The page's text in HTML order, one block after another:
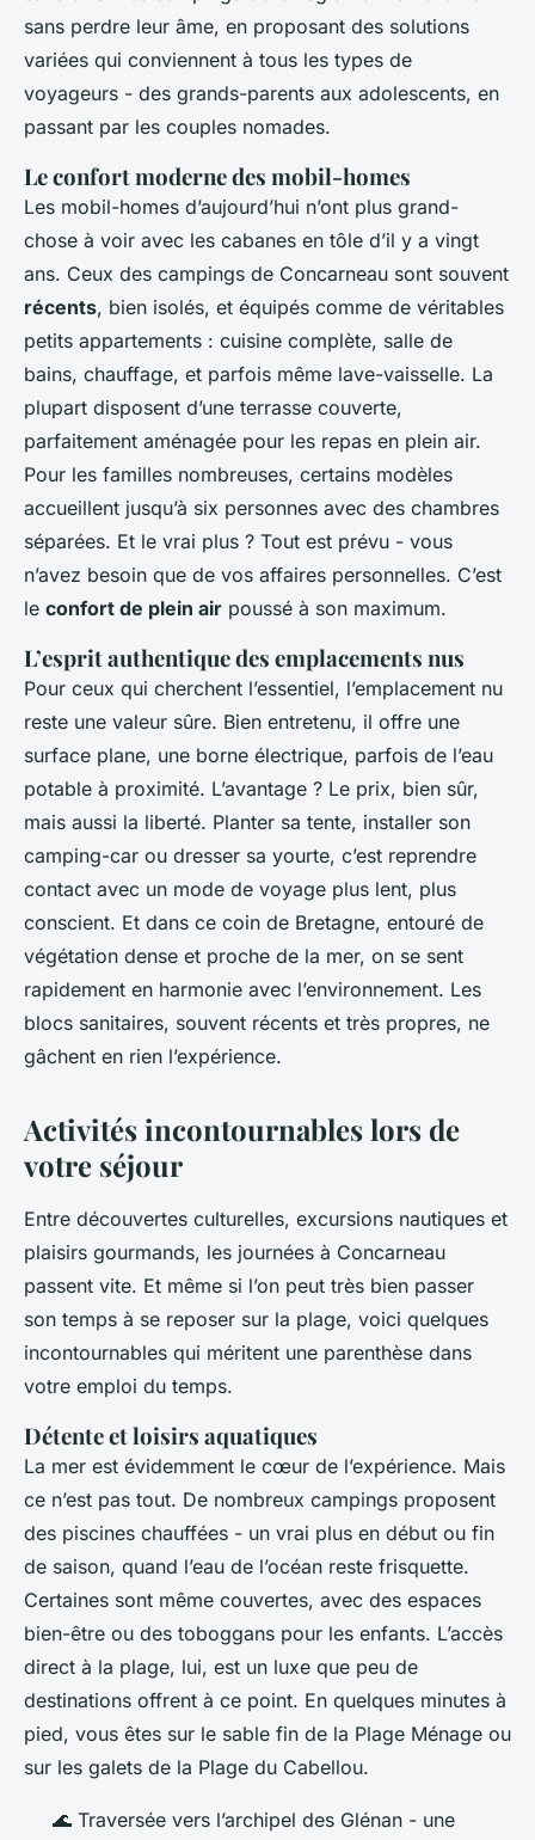
sans perdre leur âme, en proposant des solutions
variées qui conviennent à tous les types de
voyageurs - des grands-parents aux adolescents, en
passant par les couples nomades.
Le confort moderne des mobil-homes
Les mobil-homes d’aujourd’hui n’ont plus grand-
chose à voir avec les cabanes en tôle d’il y a vingt
ans. Ceux des campings de Concarneau sont souvent
récents, bien isolés, et équipés comme de véritables
petits appartements : cuisine complète, salle de
bains, chauffage, et parfois même lave-vaisselle. La
plupart disposent d’une terrasse couverte,
parfaitement aménagée pour les repas en plein air.
Pour les familles nombreuses, certains modèles
accueillent jusqu’à six personnes avec des chambres
séparées. Et le vrai plus ? Tout est prévu - vous
n’avez besoin que de vos affaires personnelles. C’est
le confort de plein air poussé à son maximum.
L’esprit authentique des emplacements nus
Pour ceux qui cherchent l’essentiel, l’emplacement nu
reste une valeur sûre. Bien entretenu, il offre une
surface plane, une borne électrique, parfois de l’eau
potable à proximité. L’avantage ? Le prix, bien sûr,
mais aussi la liberté. Planter sa tente, installer son
camping-car ou dresser sa yourte, c’est reprendre
contact avec un mode de voyage plus lent, plus
conscient. Et dans ce coin de Bretagne, entouré de
végétation dense et proche de la mer, on se sent
rapidement en harmonie avec l’environnement. Les
blocs sanitaires, souvent récents et très propres, ne
gâchent en rien l’expérience.
Activités incontournables lors de
votre séjour
Entre découvertes culturelles, excursions nautiques et
plaisirs gourmands, les journées à Concarneau
passent vite. Et même si l’on peut très bien passer
son temps à se reposer sur la plage, voici quelques
incontournables qui méritent une parenthèse dans
votre emploi du temps.
Détente et loisirs aquatiques
La mer est évidemment le cœur de l’expérience. Mais
ce n’est pas tout. De nombreux campings proposent
des piscines chauffées - un vrai plus en début ou fin
de saison, quand l’eau de l’océan reste frisquette.
Certaines sont même couvertes, avec des espaces
bien-être ou des toboggans pour les enfants. L’accès
direct à la plage, lui, est un luxe que peu de
destinations offrent à ce point. En quelques minutes à
pied, vous êtes sur le sable fin de la Plage Ménage ou
sur les galets de la Plage du Cabellou.
🌊 Traversée vers l’archipel des Glénan - une